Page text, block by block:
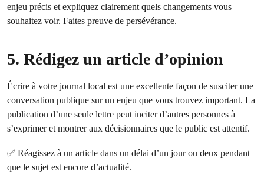
enjeu précis et expliquez clairement quels changements vous
souhaitez voir. Faites preuve de persévérance.
5. Rédigez un article d’opinion
Écrire à votre journal local est une excellente façon de susciter une
conversation publique sur un enjeu que vous trouvez important. La
publication d’une seule lettre peut inciter d’autres personnes à
s’exprimer et montrer aux décisionnaires que le public est attentif.
✅ Réagissez à un article dans un délai d’un jour ou deux pendant
que le sujet est encore d’actualité.